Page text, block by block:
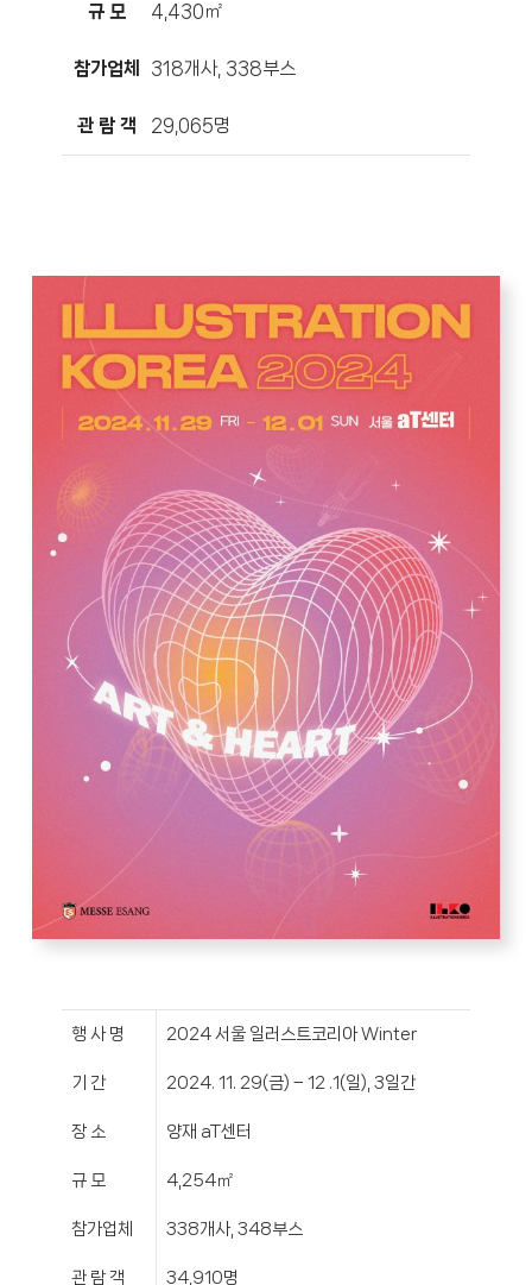
규 모 4,430㎡
참가업체 318개사, 338부스
관 람 객 29,065명
행 사 명 2024 서울 일러스트코리아 Winter
기 간 2024. 11. 29(금) – 12 .1(일), 3일간
장 소 양재 aT센터
규 모 4,254㎡
참가업체 338개사, 348부스
관 람 객 34,910명